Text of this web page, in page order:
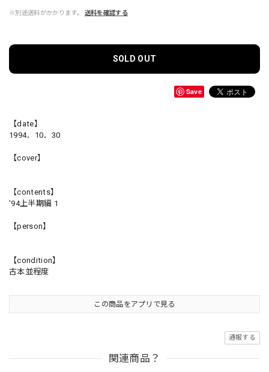
※別途送料がかかります。 送料を確認する
SOLD OUT
Save
【date】
1994．10．30
【cover】
【contents】
'94上半期編 1
【person】
【condition】
古本並程度
この商品をアプリで見る
通報する
関連商品？